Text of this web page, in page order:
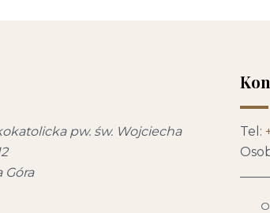
pw. św. Wojciecha
Góra
Tel: